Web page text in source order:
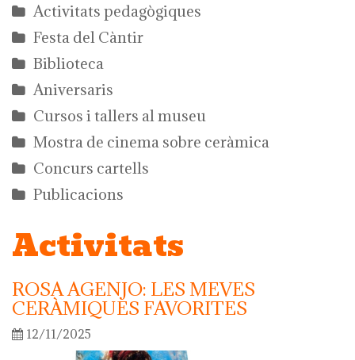
Activitats pedagògiques
Festa del Càntir
Biblioteca
Aniversaris
Cursos i tallers al museu
Mostra de cinema sobre ceràmica
Concurs cartells
Publicacions
Activitats
ROSA AGENJO: LES MEVES
CERÀMIQUES FAVORITES
12/11/2025